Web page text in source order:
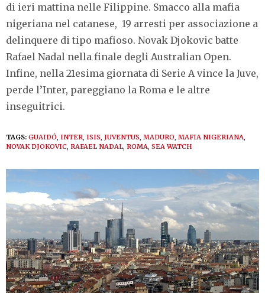
di ieri mattina nelle Filippine. Smacco alla mafia
nigeriana nel catanese, 19 arresti per associazione a
delinquere di tipo mafioso. Novak Djokovic batte
Rafael Nadal nella finale degli Australian Open.
Infine, nella 21esima giornata di Serie A vince la Juve,
perde l’Inter, pareggiano la Roma e le altre
inseguitrici.
TAGS: GUAIDÓ, INTER, ISIS, JUVENTUS, MADURO, MAFIA NIGERIANA,
NOVAK DJOKOVIC, RAFAEL NADAL, ROMA, SEA WATCH